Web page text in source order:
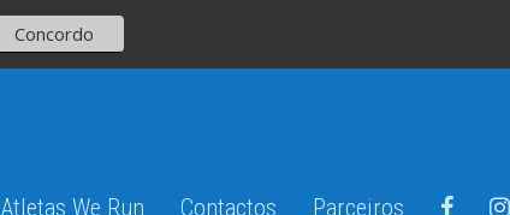
Atletas We Run Contactos Parceiros
Concordo